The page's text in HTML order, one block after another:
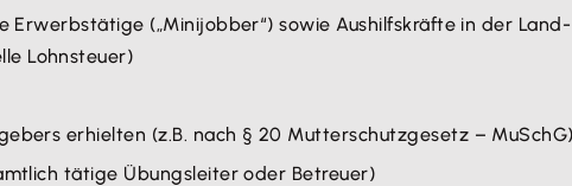
(„Minijobber“) sowie Aushilfskräfte in der
Lohnsteuer)
erhielten (z.B. nach § 20 Mutterschutzgesetz – MuSchG)
tätige Übungsleiter oder Betreuer)